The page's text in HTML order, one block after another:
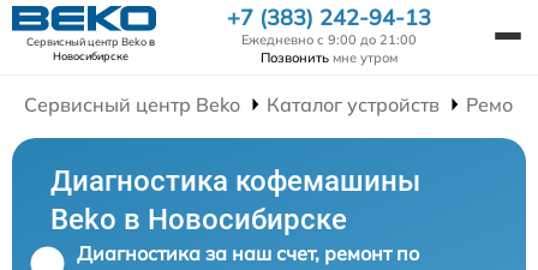
Сервисный центр Bekoв
Новосибирске
+7 (383) 242-94-13
Ежедневно с 9:00 до 21:00
Позвонить мне утром
Сервисный центр Beko Каталог устройств
Диагностика кофемашины
Beko в Новосибирске
Диагностика за наш счет, ремонт по